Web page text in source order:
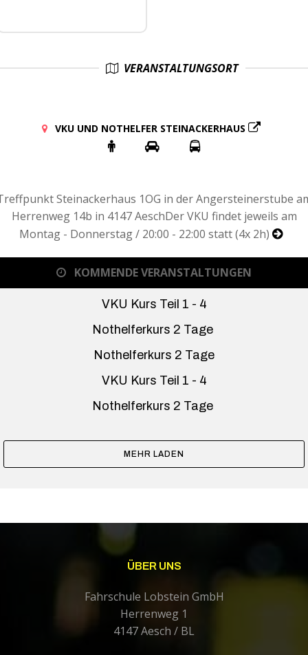
VERANSTALTUNGSORT
VKU UND NOTHELFER STEINACKERHAUS
Steinackerhaus 1OG in der Angersteinerstube
Herrenweg 14b in 4147 AeschDer VKU findet jeweils am
Montag - Donnerstag / 20:00 - 22:00 statt (4x 2h)
KOMMENDE VERANSTALTUNGEN
VKU Kurs Teil 1 - 4
Nothelferkurs 2 Tage
Nothelferkurs 2 Tage
VKU Kurs Teil 1 - 4
Nothelferkurs 2 Tage
MEHR LADEN
ÜBER UNS
Fahrschule Lobstein GmbH
Herrenweg 1
4147 Aesch / BL